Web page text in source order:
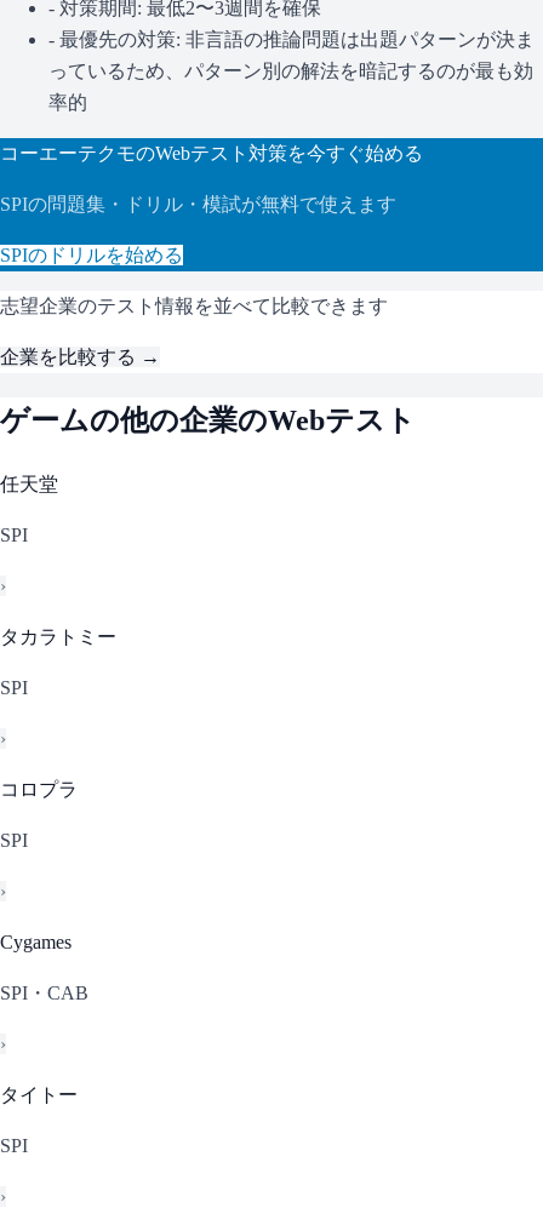
- 対策期間: 最低2〜3週間を確保
- 最優先の対策: 非言語の推論問題は出題パターンが決ま
っているため、パターン別の解法を暗記するのが最も効
率的
コーエーテクモのWebテスト対策を今すぐ始める
SPIの問題集・ドリル・模試が無料で使えます
SPIのドリルを始める
志望企業のテスト情報を並べて比較できます
企業を比較する →
ゲームの他の企業のWebテスト
任天堂
SPI
›
タカラトミー
SPI
›
コロプラ
SPI
›
Cygames
SPI・CAB
›
タイトー
SPI
›